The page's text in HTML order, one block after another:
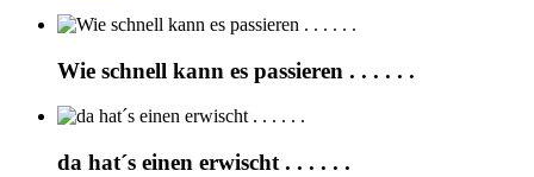
Wie schnell kann es passieren . . . . . .
da hat´s einen erwischt . . . . . .